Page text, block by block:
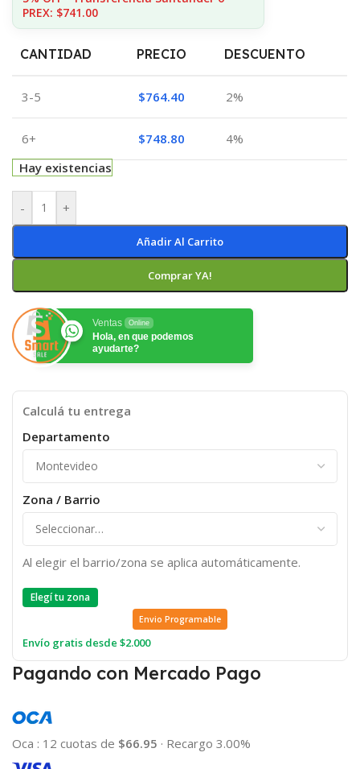
PREX: $741.00
CANTIDAD PRECIO DESCUENTO
3-5 $764.40 2%
6+ $748.80
4%
Hay existencias
- +
Añadir Al Carrito
Comprar YA!
Ventas Online
Hola, en que podemos
ayudarte?
Calculá tu entrega
Departamento
Zona / Barrio
Al elegir el barrio/zona se aplica automáticamente.
Elegí tu zona
Envio Programable
Envío gratis desde $2.000
Pagando con Mercado Pago
Oca : 12 cuotas de $66.95 · Recargo 3.00%